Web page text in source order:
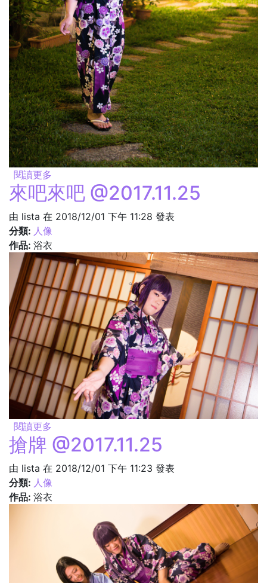
閱讀更多
來吧來吧 @2017.11.25
由 lista 在 2018/12/01 下午 11:28 發表
分類: 人像
作品: 浴衣
閱讀更多
搶牌 @2017.11.25
由 lista 在 2018/12/01 下午 11:23 發表
分類: 人像
作品: 浴衣